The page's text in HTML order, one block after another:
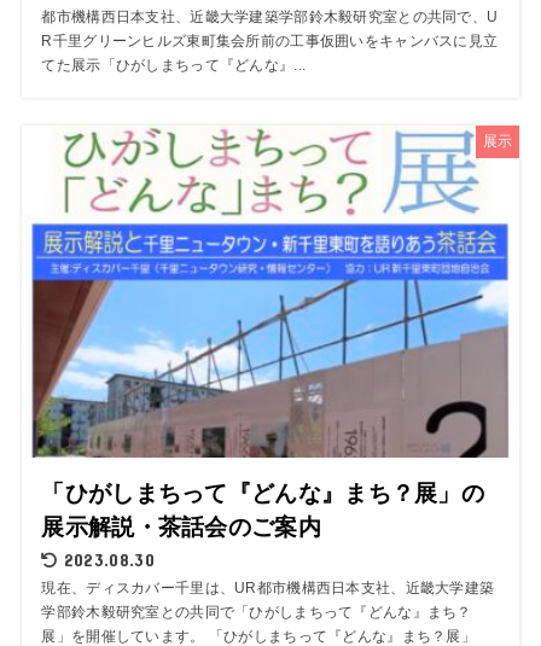
都市機構西日本支社、近畿大学建築学部鈴木毅研究室との共同で、U
R千里グリーンヒルズ東町集会所前の工事仮囲いをキャンバスに見立
てた展示「ひがしまちって『どんな』...
展示
「ひがしまちって『どんな』まち？展」の
展示解説・茶話会のご案内
2023.08.30
現在、ディスカバー千里は、UR都市機構西日本支社、近畿大学建築
学部鈴木毅研究室との共同で「ひがしまちって『どんな』まち？
展」を開催しています。 「ひがしまちって『どんな』まち？展」